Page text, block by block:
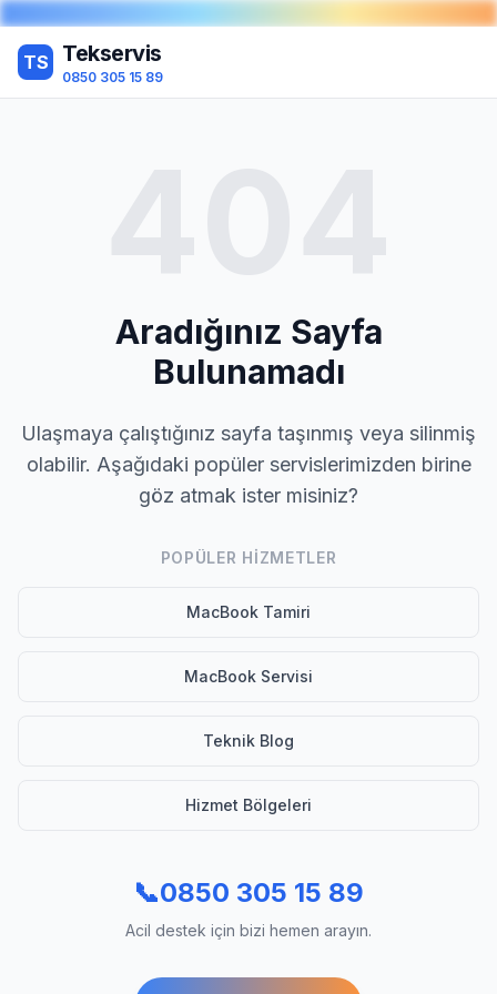
TS Tekservis
0850 305 15 89
Aradığınız Sayfa
Bulunamadı
Ulaşmaya çalıştığınız sayfa taşınmış veya silinmiş
olabilir. Aşağıdaki popüler servislerimizden birine
göz atmak ister misiniz?
POPÜLER HIZMETLER
MacBook Tamiri
MacBook Servisi
Teknik Blog
Hizmet Bölgeleri
📞0850 305 15 89
Acil destek için bizi hemen arayın.